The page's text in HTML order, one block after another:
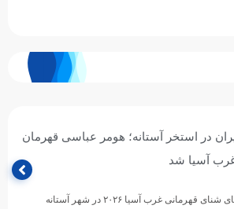
در استخر آستانه؛ هومر عباسی قهرمان
در نخستین روز از رقابت‌های شنای قهرمانی غرب آسیا ۲۰۲۶ در شهر آستانه